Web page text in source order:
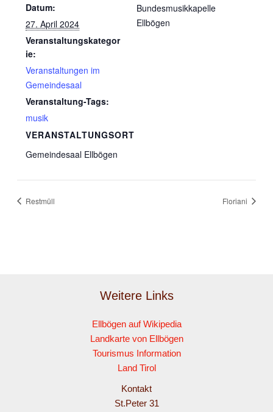
Datum:
27. April 2024
Veranstaltungskategor
ie:
Veranstaltungen im
Gemeindesaal
Veranstaltung-Tags:
musik
VERANSTALTUNGSORT
Gemeindesaal Ellbögen
Bundesmusikkapelle
Ellbögen
Restmüll Floriani
Weitere Links
Ellbögen auf Wikipedia
Landkarte von Ellbögen
Tourismus Information
Land Tirol
Kontakt
St.Peter 31